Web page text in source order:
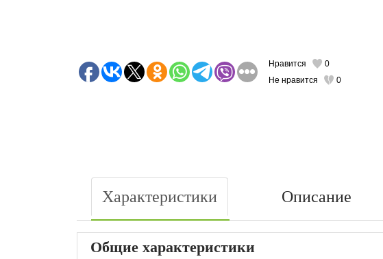
Нравится
0
Не нравится
0
Характеристики Описание
Общие характеристики